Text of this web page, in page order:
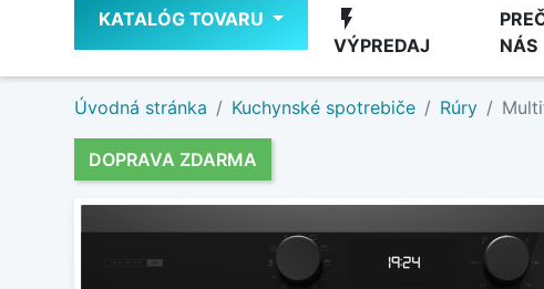
KATALÓG TOVARU flash_on
VÝPREDAJ
NÁS
Úvodná stránka Kuchynské spotrebiče Rúry
DOPRAVA ZDARMA